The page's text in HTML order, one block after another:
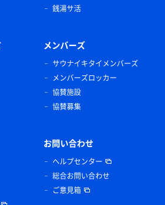
銭湯サ活
メンバーズ
サウナイキタイメンバーズ
メンバーズロッカー
協賛施設
協賛募集
お問い合わせ
ヘルプセンター
総合お問い合わせ
ご意見箱